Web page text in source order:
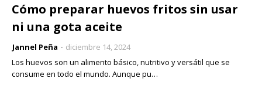
Cómo preparar huevos fritos sin usar
ni una gota aceite
Jannel Peña
diciembre 14, 2024
Los huevos son un alimento básico, nutritivo y versátil que se
consume en todo el mundo. Aunque pu…